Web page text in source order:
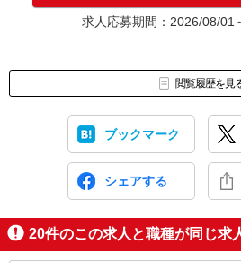
★入社前に配属先が決定する場合もござ
いずれの場合も、入社された時点で給
株式会社テクノ・サービス 名古屋営業
〒461-0005 愛知県名古屋市東区東桜
求人応募期間：2026/08/01
閲覧履歴を見
ブックマーク
シェアする
20件のこの求人と職種が同じ求